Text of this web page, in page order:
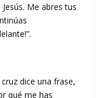
Me abres tus
dice una frase,
qué me has